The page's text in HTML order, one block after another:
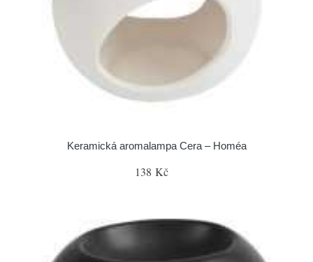
Keramická aromalampa Cera – Homéa
138 Kč